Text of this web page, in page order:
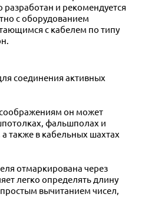
и рекомендуется
с оборудованием
с кабелем по типу
соединения активных
он может
фальшполах и
также в кабельных шахтах
отмаркирована через
легко определять длину
вычитанием чисел,